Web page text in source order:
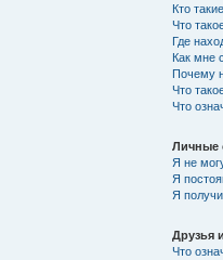
Кто
Что
Где
Как мне
Почему
Что
Что
Личные
Я не
Я
Я
Друзья
Что